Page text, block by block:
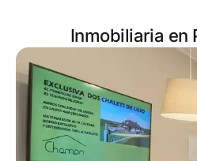
Inmobiliaria en